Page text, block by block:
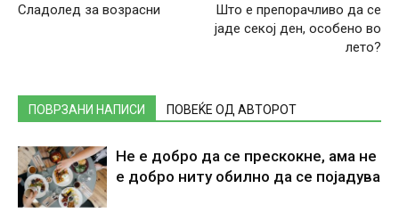
Сладолед за возрасни
Што е препорачливо да се
јаде секој ден, особено во
лето?
ПОВРЗАНИ НАПИСИ ПОВЕЌЕ ОД АВТОРОТ
Не е добро да се прескокне, ама не
е добро ниту обилно да се појадува